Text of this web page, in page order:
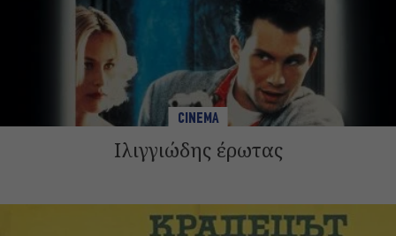
CINEMA
Ιλιγγιώδης έρωτας